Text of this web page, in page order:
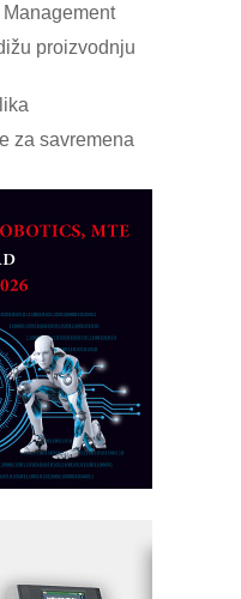
proizvodnju
za savremena
toplinsku
pravca MINI-
metrologije
vođena
prototipova